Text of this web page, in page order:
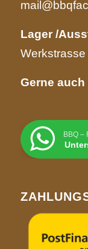
Lager /
Gerne auch
BBQ –